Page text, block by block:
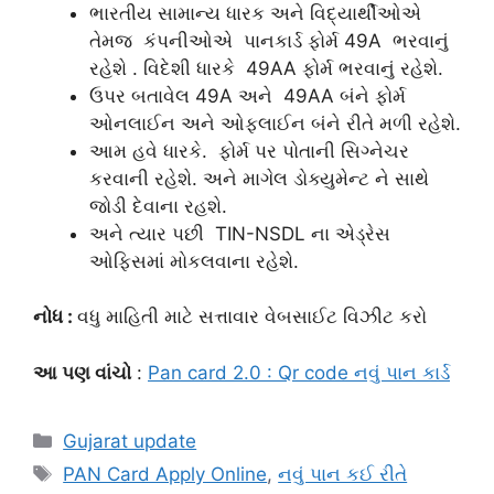
ભારતીય સામાન્ય ધારક અને વિદ્યાર્થીઓએ
તેમજ કંપનીઓએ પાનકાર્ડ ફોર્મ 49A ભરવાનું
રહેશે . વિદેશી ધારકે 49AA ફોર્મ ભરવાનું રહેશે.
ઉપર બતાવેલ 49A અને 49AA બંને ફોર્મ
ઓનલાઈન અને ઓફલાઈન બંને રીતે મળી રહેશે.
આમ હવે ધારકે. ફોર્મ પર પોતાની સિગ્નેચર
કરવાની રહેશે. અને માગેલ ડોક્યુમેન્ટ ને સાથે
જોડી દેવાના રહશે.
અને ત્યાર પછી TIN-NSDL ના એડ્રેસ
ઓફિસમાં મોકલવાના રહેશે.
નોધ : વધુ માહિતી માટે સત્તાવાર વેબસાઈટ વિઝીટ કરો
આ પણ વાંચો: Pan card 2.0 : Qr code નવું પાન કાર્ડ
Categories
Gujarat update
Tags
PAN Card Apply Online,નવું પાન કઈ રીતે